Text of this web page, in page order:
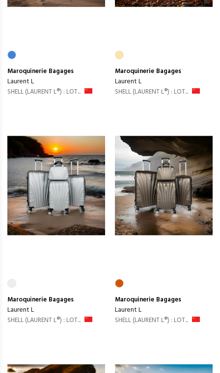
Maroquinerie Bagages
Laurent L
SHELL (LAURENT L®) : LOT...
Maroquinerie Bagages
Laurent L
SHELL (LAURENT L®) : LOT...
Maroquinerie Bagages
Laurent L
SHELL (LAURENT L®) : LOT...
Maroquinerie Bagages
Laurent L
SHELL (LAURENT L®) : LOT...